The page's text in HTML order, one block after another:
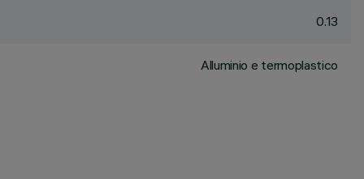
0.13
Alluminio e termoplastico